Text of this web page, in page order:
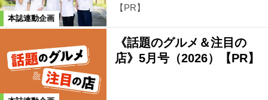
本誌連動企画
【PR】
《話題のグルメ＆注目の
店》5月号（2026）【PR】